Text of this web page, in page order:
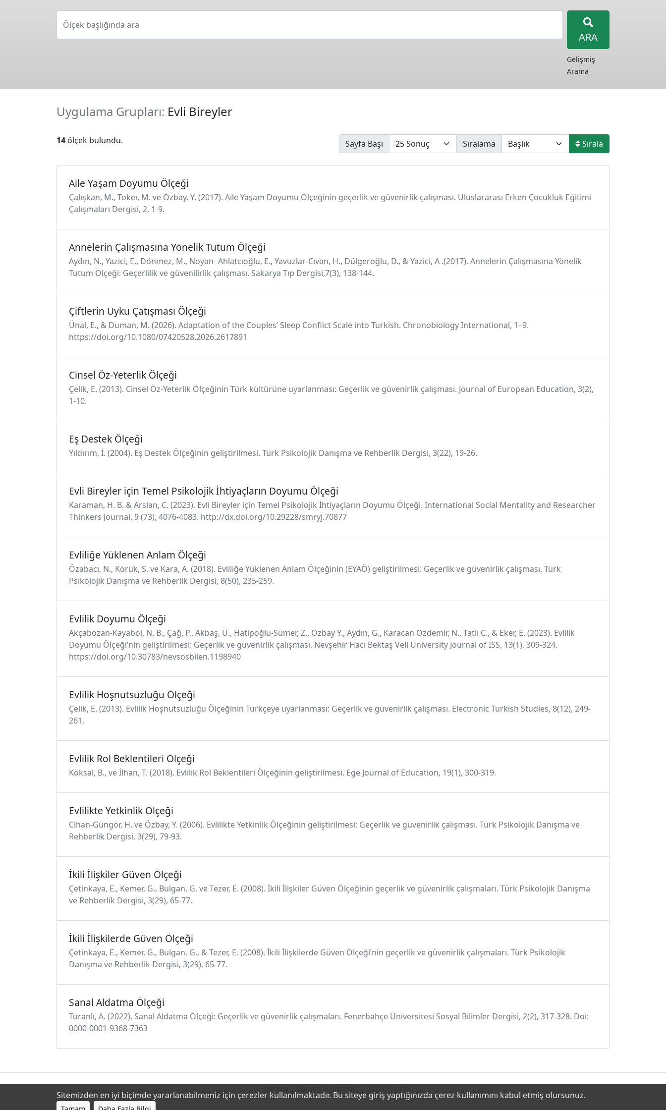
Ölçek başlığında ara
ARA
Gelişmiş
Arama
Uygulama Grupları: Evli Bireyler
14 ölçek bulundu. Sayfa Başı Sıralama Sırala
Aile Yaşam Doyumu Ölçeği
Çalışkan, M., Toker, M. ve Özbay, Y. (2017). Aile Yaşam Doyumu Ölçeğinin geçerlik ve güvenirlik çalışması. Uluslararası Erken Çocukluk Eğitimi
Çalışmaları Dergisi, 2, 1-9.
Annelerin Çalışmasına Yönelik Tutum Ölçeği
Aydın, N., Yazici, E., Dönmez, M., Noyan- Ahlatcıoğlu, E., Yavuzlar-Cıvan, H., Dülgeroğlu, D., & Yazici, A .(2017). Annelerin Çalışmasına Yönelik
Tutum Ölçeği: Geçerlilik ve güvenilirlik çalışması. Sakarya Tıp Dergisi,7(3), 138-144.
Çiftlerin Uyku Çatışması Ölçeği
Ünal, E., & Duman, M. (2026). Adaptation of the Couples’ Sleep Conflict Scale into Turkish. Chronobiology International, 1–9.
https://doi.org/10.1080/07420528.2026.2617891
Cinsel Öz-Yeterlik Ölçeği
Çelik, E. (2013). Cinsel Öz-Yeterlik Ölçeğinin Türk kültürüne uyarlanması: Geçerlik ve güvenirlik çalışması. Journal of European Education, 3(2),
1-10.
Eş Destek Ölçeği
Yıldırım, İ. (2004). Eş Destek Ölçeğinin geliştirilmesi. Türk Psikolojik Danışma ve Rehberlik Dergisi, 3(22), 19-26.
Evli Bireyler için Temel Psikolojik İhtiyaçların Doyumu Ölçeği
Karaman, H. B. & Arslan, C. (2023). Evli Bireyler için Temel Psikolojik İhtiyaçların Doyumu Ölçeği. International Social Mentality and Researcher
Thinkers Journal, 9 (73), 4076-4083. http://dx.doi.org/10.29228/smryj.70877
Evliliğe Yüklenen Anlam Ölçeği
Özabacı, N., Körük, S. ve Kara, A. (2018). Evliliğe Yüklenen Anlam Ölçeğinin (EYAÖ) geliştirilmesi: Geçerlik ve güvenirlik çalışması. Türk
Psikolojik Danışma ve Rehberlik Dergisi, 8(50), 235-259.
Evlilik Doyumu Ölçeği
Akçabozan-Kayabol, N. B., Çağ, P., Akbaş, U., Hatipoğlu-Sümer, Z., Ozbay Y., Aydın, G., Karacan Ozdemir, N., Tatlı C., & Eker, E. (2023). Evlilik
Doyumu Ölçeği’nin geliştirilmesi: Geçerlik ve güvenirlik çalışması. Nevşehir Hacı Bektaş Veli University Journal of ISS, 13(1), 309-324.
https://doi.org/10.30783/nevsosbilen.1198940
Evlilik Hoşnutsuzluğu Ölçeği
Çelik, E. (2013). Evlilik Hoşnutsuzluğu Ölçeğinin Türkçeye uyarlanması: Geçerlik ve güvenirlik çalışması. Electronic Turkish Studies, 8(12), 249-
261.
Evlilik Rol Beklentileri Ölçeği
Köksal, B., ve İlhan, T. (2018). Evlilik Rol Beklentileri Ölçeğinin geliştirilmesi. Ege Journal of Education, 19(1), 300-319.
Evlilikte Yetkinlik Ölçeği
Cihan-Güngör, H. ve Özbay, Y. (2006). Evlilikte Yetkinlik Ölçeğinin geliştirilmesi: Geçerlik ve güvenirlik çalışması. Türk Psikolojik Danışma ve
Rehberlik Dergisi, 3(29), 79-93.
İkili İlişkiler Güven Ölçeği
Çetinkaya, E., Kemer, G., Bulgan, G. ve Tezer, E. (2008). İkili İlişkiler Güven Ölçeğinin geçerlik ve güvenirlik çalışmaları. Türk Psikolojik Danışma
ve Rehberlik Dergisi, 3(29), 65-77.
İkili İlişkilerde Güven Ölçeği
Çetinkaya, E., Kemer, G., Bulgan, G., & Tezer, E. (2008). İkili İlişkilerde Güven Ölçeği’nin geçerlik ve güvenirlik çalışmaları. Türk Psikolojik
Danışma ve Rehberlik Dergisi, 3(29), 65-77.
Sanal Aldatma Ölçeği
Turanlı, A. (2022). Sanal Aldatma Ölçeği: Geçerlik ve güvenirlik çalışmaları. Fenerbahçe Üniversitesi Sosyal Bilimler Dergisi, 2(2), 317-328. Doi:
0000-0001-9368-7363
Sitemizden en iyi biçimde yararlanabilmeniz için çerezler kullanılmaktadır. Bu siteye giriş yaptığınızda çerez kullanımını kabul etmiş olursunuz.